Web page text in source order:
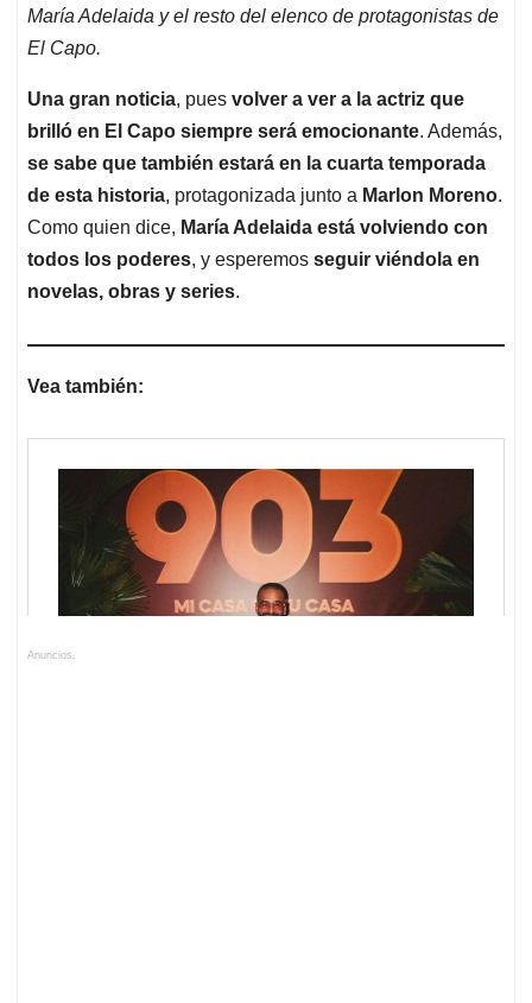
María Adelaida y el resto del elenco de protagonistas de
El Capo.
Una gran noticia, pues volver a ver a la actriz que
brilló en El Capo siempre será emocionante. Además,
se sabe que también estará en la cuarta temporada
de esta historia, protagonizada junto a Marlon Moreno.
Como quien dice, María Adelaida está volviendo con
todos los poderes, y esperemos seguir viéndola en
novelas, obras y series.
Vea también:
Anuncios.